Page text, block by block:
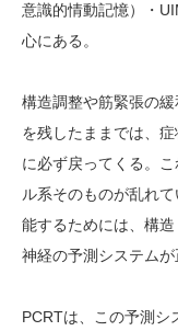
意識的情動記憶）・
心にある。
構造調整や筋緊張の
を残したままでは、
に必ず戻ってくる。
ル系そのものが乱れ
能するためには、構
神経の予測システムが
PCRTは、この予測シ